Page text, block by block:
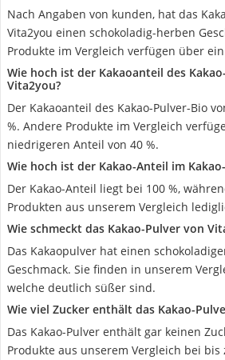
Nach Angaben von kunden, hat das
Vita2you einen schokoladig-herben
Produkte im Vergleich verfügen über
Wie hoch ist der Kakaoanteil des
Vita2you?
Der Kakaoanteil des Kakao-Pulver-Bio
%. Andere Produkte im Vergleich
niedrigeren Anteil von 40 %.
Wie hoch ist der Kakao-Anteil im
Der Kakao-Anteil liegt bei 100 %,
Produkten aus unserem Vergleich
Wie schmeckt das Kakao-Pulver von
Das Kakaopulver hat einen
Geschmack. Sie finden in unserem
welche deutlich süßer sind.
Wie viel Zucker enthält das Kakao-
Das Kakao-Pulver enthält gar keinen
Produkte aus unserem Vergleich bei bis